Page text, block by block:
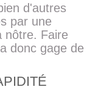
d'autres
par une
nôtre. Faire
donc gage de